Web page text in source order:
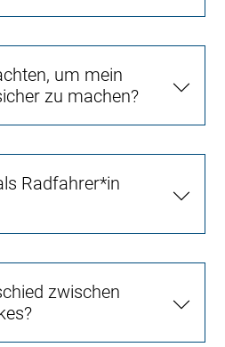
um mein
zu machen?
Radfahrer*in
zwischen